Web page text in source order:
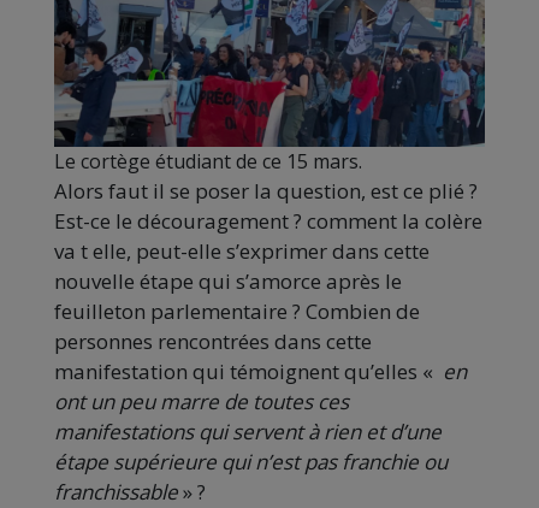
Le cortège étudiant de ce 15 mars.
Alors faut il se poser la question, est ce plié ?
Est-ce le découragement ? comment la colère
va t elle, peut-elle s’exprimer dans cette
nouvelle étape qui s’amorce après le
feuilleton parlementaire ? Combien de
personnes rencontrées dans cette
manifestation qui témoignent qu’elles « en
ont un peu marre de toutes ces
manifestations qui servent à rien et d’une
étape supérieure qui n’est pas franchie ou
franchissable» ?